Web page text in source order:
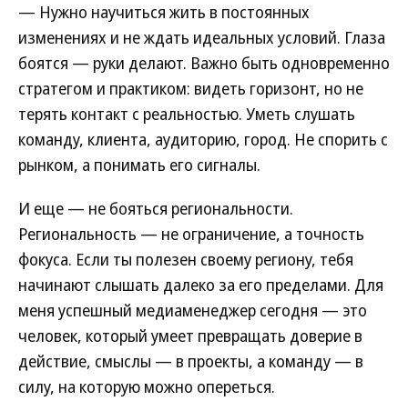
— Нужно научиться жить в постоянных
изменениях и не ждать идеальных условий. Глаза
боятся — руки делают. Важно быть одновременно
стратегом и практиком: видеть горизонт, но не
терять контакт с реальностью. Уметь слушать
команду, клиента, аудиторию, город. Не спорить с
рынком, а понимать его сигналы.
И еще — не бояться региональности.
Региональность — не ограничение, а точность
фокуса. Если ты полезен своему региону, тебя
начинают слышать далеко за его пределами. Для
меня успешный медиаменеджер сегодня — это
человек, который умеет превращать доверие в
действие, смыслы — в проекты, а команду — в
силу, на которую можно опереться.